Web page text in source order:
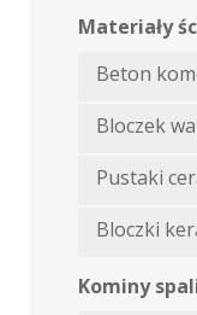
Materiały
Beton
Bloczek
Pustaki
Bloczki
Kominy